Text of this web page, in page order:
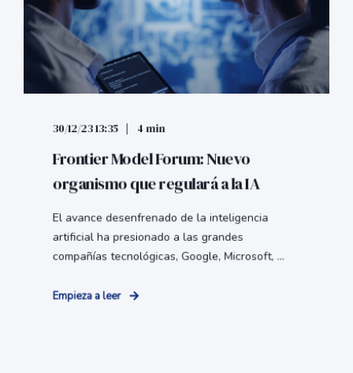
30/12/23 13:35 4 min
Frontier Model Forum: Nuevo
organismo que regulará a la IA
El avance desenfrenado de la inteligencia
artificial ha presionado a las grandes
compañías tecnológicas, Google, Microsoft, ...
Empieza a leer